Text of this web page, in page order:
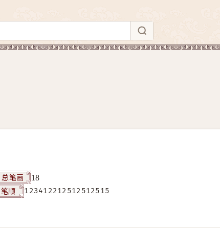
总笔画 18
笔顺 123412212512512515